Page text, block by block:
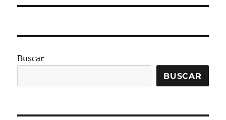
Buscar
BUSCAR